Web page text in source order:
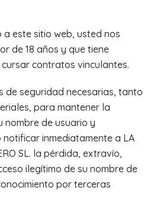
a este sitio web, usted nos
de 18 años y que tiene
contratos vinculantes.
de seguridad necesarias, tanto
para mantener la
nombre de usuario y
inmediatamente a LA
SL. la pérdida, extravío,
ilegítimo de su nombre de
por terceras